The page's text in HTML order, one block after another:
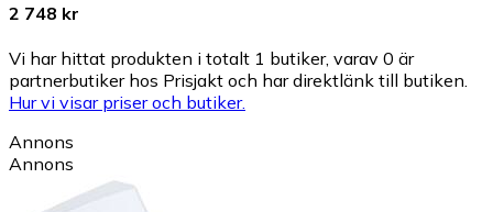
2 748 kr
Vi har hittat produkten i totalt 1 butiker, varav 0 är
partnerbutiker hos Prisjakt och har direktlänk till butiken.
Hur vi visar priser och butiker.
Annons
Annons